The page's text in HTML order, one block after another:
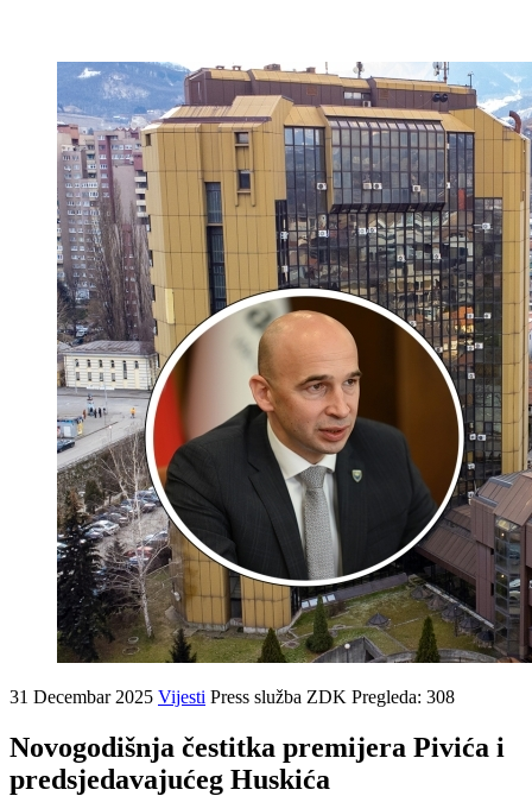
31 Decembar 2025 Vijesti Press služba ZDK Pregleda: 308
Novogodišnja čestitka premijera Pivića i
predsjedavajućeg Huskića